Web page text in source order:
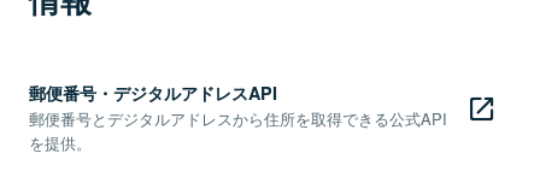
郵便番号・デジタルアドレスAPI
郵便番号とデジタルアドレスから住所を取得できる公式API
を提供。